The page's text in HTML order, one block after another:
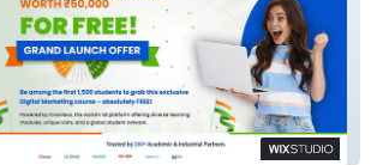
KNOWLEXA